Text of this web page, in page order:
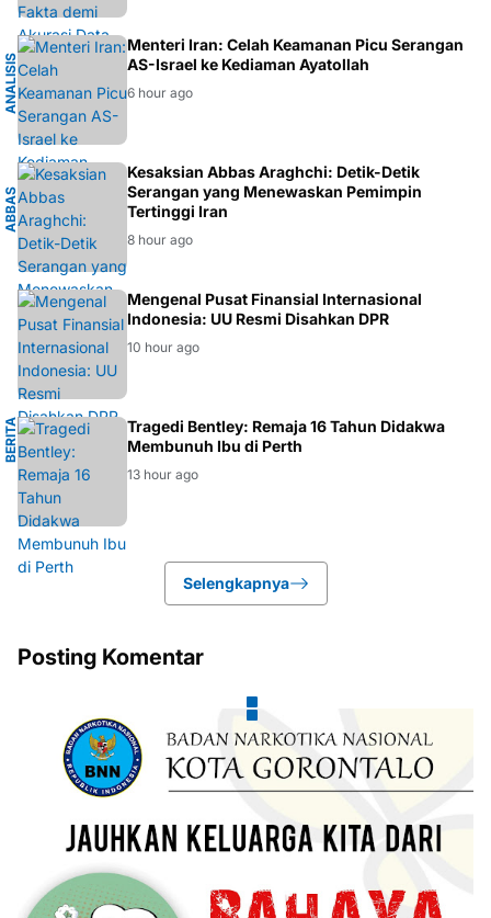
A
N
A
L
I
S
I
S
G
E
O
P
O
L
I
T
IK
Menteri Iran: Celah Keamanan Picu Serangan
AS-Israel ke Kediaman Ayatollah
6 hour ago
A
B
B
A
S
A
R
A
G
H
C
HI
Kesaksian Abbas Araghchi: Detik-Detik
Serangan yang Menewaskan Pemimpin
Tertinggi Iran
8 hour ago
EKONOMI
Mengenal Pusat Finansial Internasional
Indonesia: UU Resmi Disahkan DPR
10 hour ago
B
E
R
I
T
A
P
E
R
TH
Tragedi Bentley: Remaja 16 Tahun Didakwa
Membunuh Ibu di Perth
13 hour ago
Selengkapnya
Posting Komentar